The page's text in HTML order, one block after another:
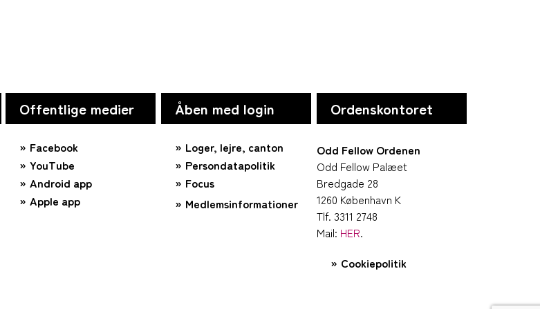
Offentlige medier
Facebook
YouTube
Android app
Apple app
Åben med login
Loger, lejre, canton
Persondatapolitik
Focus
Medlemsinformationer
Ordenskontoret
Odd Fellow Ordenen
Odd Fellow Palæet
Bredgade 28
1260 København K
Tlf. 3311 2748
Mail: HER.
Cookiepolitik